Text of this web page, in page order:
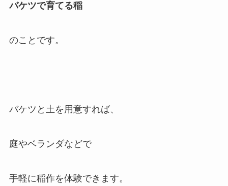
バケツで育てる稲
のことです。
バケツと土を用意すれば、
庭やベランダなどで
手軽に稲作を体験できます。